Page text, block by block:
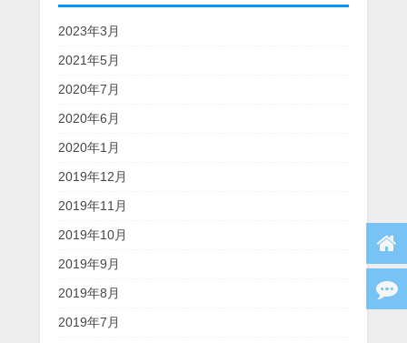
2023年3月
2021年5月
2020年7月
2020年6月
2020年1月
2019年12月
2019年11月
2019年10月
2019年9月
2019年8月
2019年7月